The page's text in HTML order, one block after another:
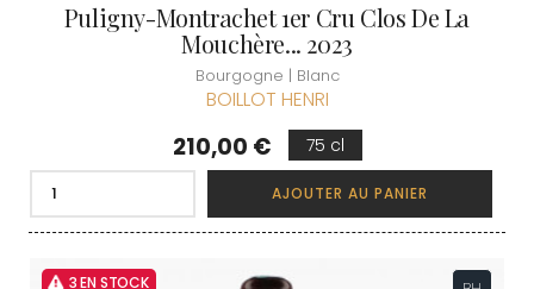
Puligny-Montrachet 1er Cru Clos De La
Mouchère... 2023
Bourgogne | Blanc
BOILLOT HENRI
Prix
210,00 € 75 cl
AJOUTER AU PANIER
3 EN STOCK